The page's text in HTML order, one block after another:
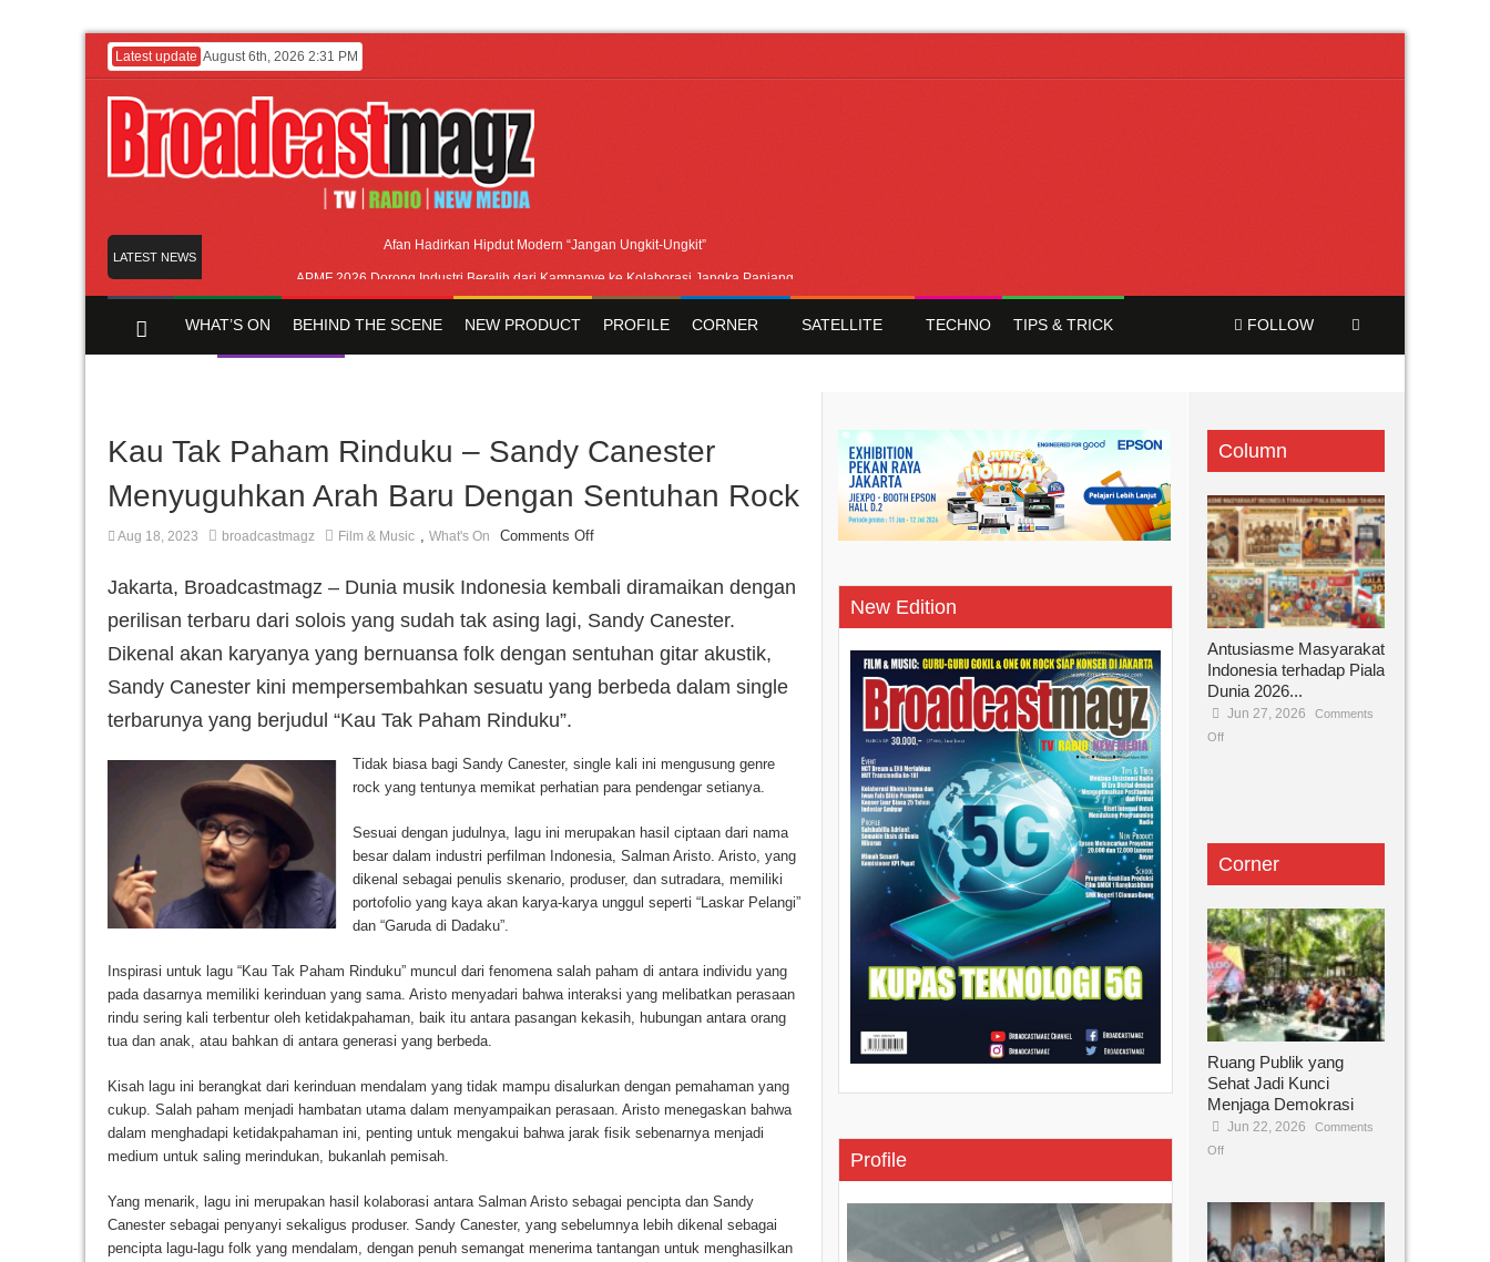
Latest update August 6th, 2026 2:31 PM
LATEST NEWS
Afan Hadirkan Hipdut Modern “Jangan Ungkit-Ungkit”
APMF 2026 Dorong Industri Beralih dari Kampanye ke Kolaborasi Jangka Panjang
WHAT’S ON BEHIND THE SCENE NEW PRODUCT PROFILE CORNER SATELLITE TECHNO TIPS & TRICK FOLLOW
Kau Tak Paham Rinduku – Sandy Canester
Menyuguhkan Arah Baru Dengan Sentuhan Rock
Aug 18, 2023 broadcastmagz Film & Music , What's On Comments Off
Jakarta, Broadcastmagz – Dunia musik Indonesia kembali diramaikan dengan
perilisan terbaru dari solois yang sudah tak asing lagi, Sandy Canester.
Dikenal akan karyanya yang bernuansa folk dengan sentuhan gitar akustik,
Sandy Canester kini mempersembahkan sesuatu yang berbeda dalam single
terbarunya yang berjudul “Kau Tak Paham Rinduku”.
Tidak biasa bagi Sandy Canester, single kali ini mengusung genre
rock yang tentunya memikat perhatian para pendengar setianya.
Sesuai dengan judulnya, lagu ini merupakan hasil ciptaan dari nama
besar dalam industri perfilman Indonesia, Salman Aristo. Aristo, yang
dikenal sebagai penulis skenario, produser, dan sutradara, memiliki
portofolio yang kaya akan karya-karya unggul seperti “Laskar Pelangi”
dan “Garuda di Dadaku”.
Inspirasi untuk lagu “Kau Tak Paham Rinduku” muncul dari fenomena salah paham di antara individu yang
pada dasarnya memiliki kerinduan yang sama. Aristo menyadari bahwa interaksi yang melibatkan perasaan
rindu sering kali terbentur oleh ketidakpahaman, baik itu antara pasangan kekasih, hubungan antara orang
tua dan anak, atau bahkan di antara generasi yang berbeda.
Kisah lagu ini berangkat dari kerinduan mendalam yang tidak mampu disalurkan dengan pemahaman yang
cukup. Salah paham menjadi hambatan utama dalam menyampaikan perasaan. Aristo menegaskan bahwa
dalam menghadapi ketidakpahaman ini, penting untuk mengakui bahwa jarak fisik sebenarnya menjadi
medium untuk saling merindukan, bukanlah pemisah.
Yang menarik, lagu ini merupakan hasil kolaborasi antara Salman Aristo sebagai pencipta dan Sandy
Canester sebagai penyanyi sekaligus produser. Sandy Canester, yang sebelumnya lebih dikenal sebagai
pencipta lagu-lagu folk yang mendalam, dengan penuh semangat menerima tantangan untuk menghasilkan
New Edition
Profile
Column
Antusiasme Masyarakat
Indonesia terhadap Piala
Dunia 2026...
Jun 27, 2026
Comments
Off
Corner
Ruang Publik yang
Sehat Jadi Kunci
Menjaga Demokrasi
Jun 22, 2026
Comments
Off